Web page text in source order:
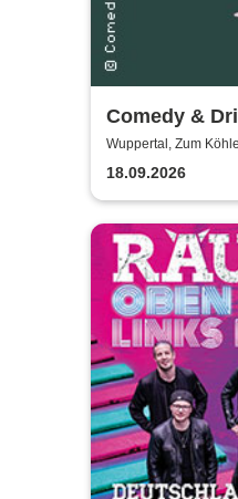
Comedy &
Köhlerliesel
Wuppertal, Zum
18.09.2026